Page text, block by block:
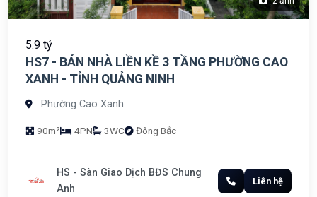
5.9 tỷ
HS7 - BÁN NHÀ LIỀN KỀ 3 TẦNG PHƯỜNG CAO
XANH - TỈNH QUẢNG NINH
Phường Cao Xanh
90m² 4PN 3WC Đông Bắc
HS - Sàn Giao Dịch BĐS Chung
Anh
Liên hệ